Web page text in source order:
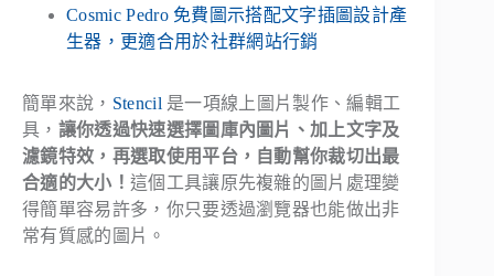
Cosmic Pedro 免費圖示搭配文字插圖設計產
生器，更適合用於社群網站行銷
簡單來說， Stencil 是一項線上圖片製作、編輯工
具， 讓你透過快速選擇圖庫內圖片、加上文字及
濾鏡特效，再選取使用平台，自動幫你裁切出最
合適的大小！ 這個工具讓原先複雜的圖片處理變
得簡單容易許多，你只要透過瀏覽器也能做出非
常有質感的圖片。